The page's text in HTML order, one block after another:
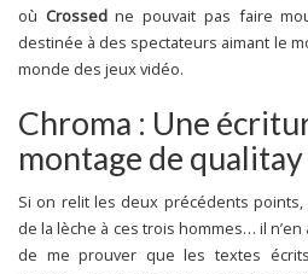
où Crossedne pouvait pas faire
destinée à des spectateurs aimant le
monde des jeux vidéo.
Chroma : Une
montage de qualitay
Si on relit les deux précédents
de la lèche à ces trois hommes… il
de me prouver que les textes